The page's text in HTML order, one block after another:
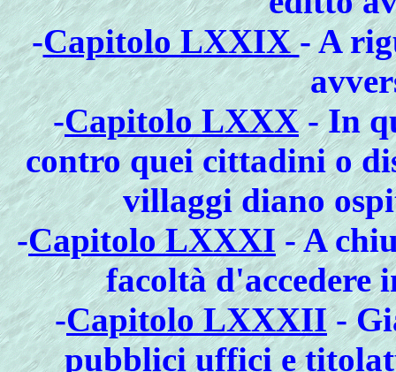
-Capitolo LXXIX- A
-Capitolo LXXX- In
contro quei cittadini o
villaggi diano
-Capitolo LXXXI - A
facoltà
-Capitolo LXXXII-
pubblici uffici e